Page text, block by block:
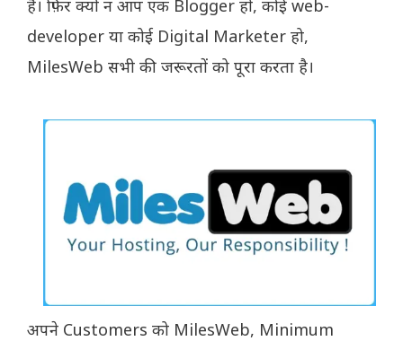
है। फ़िर क्यों न आप एक Blogger हों, कोई web-
developer या कोई Digital Marketer हो,
MilesWeb सभी की जरूरतों को पूरा करता है।
अपने Customers को MilesWeb, Minimum